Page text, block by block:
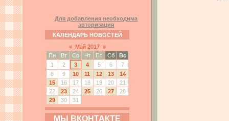
Для добавления необходима
авторизация
КАЛЕНДАРЬ НОВОСТЕЙ
«
Май 2017 »
Пн
Вт Ср Чт Пт Сб
Вс
1
2 3 4 5 6
7
8
9 10 11 12 13
14
15
16 17 18 19 20
21
22
23 24 25 26 27
28
29
30 31
МЫ ВКОНТАКТЕ